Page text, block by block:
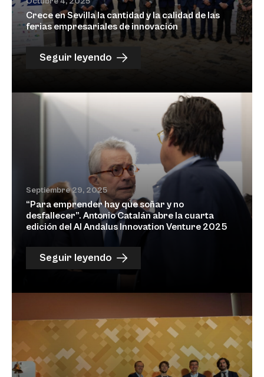
Crece en Sevilla la cantidad y la calidad de las
ferias empresariales de innovación
Seguir leyendo
Septiembre 29, 2025
“Para emprender hay que soñar y no
desfallecer”. Antonio Catalán abre la cuarta
edición del Al Andalus Innovation Venture 2025
Seguir leyendo